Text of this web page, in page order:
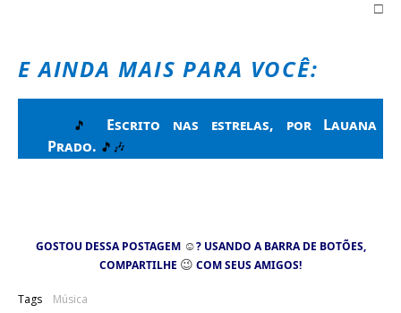
□
E AINDA MAIS PARA VOCÊ:
🎵
Escrito nas estrelas, por Lauana
Prado. 🎵🎶
GOSTOU DESSA POSTAGEM ☺? USANDO A BARRA DE BOTÕES,
COMPARTILHE 😉 COM SEUS AMIGOS!
Tags Música